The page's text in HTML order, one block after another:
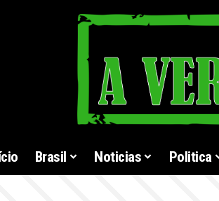
Brasil Noticias Politica